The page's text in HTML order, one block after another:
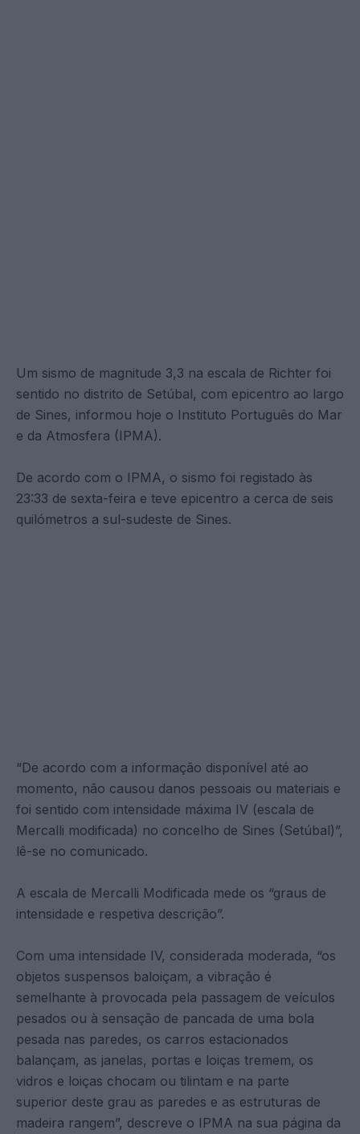
Um sismo de magnitude 3,3 na escala de Richter foi
sentido no distrito de Setúbal, com epicentro ao largo
de Sines, informou hoje o Instituto Português do Mar
e da Atmosfera (IPMA).
De acordo com o IPMA, o sismo foi registado às
23:33 de sexta-feira e teve epicentro a cerca de seis
quilómetros a sul-sudeste de Sines.
“De acordo com a informação disponível até ao
momento, não causou danos pessoais ou materiais e
foi sentido com intensidade máxima IV (escala de
Mercalli modificada) no concelho de Sines (Setúbal)”,
lê-se no comunicado.
A escala de Mercalli Modificada mede os “graus de
intensidade e respetiva descrição”.
Com uma intensidade IV, considerada moderada, “os
objetos suspensos baloiçam, a vibração é
semelhante à provocada pela passagem de veículos
pesados ou à sensação de pancada de uma bola
pesada nas paredes, os carros estacionados
balançam, as janelas, portas e loiças tremem, os
vidros e loiças chocam ou tilintam e na parte
superior deste grau as paredes e as estruturas de
madeira rangem”, descreve o IPMA na sua página da